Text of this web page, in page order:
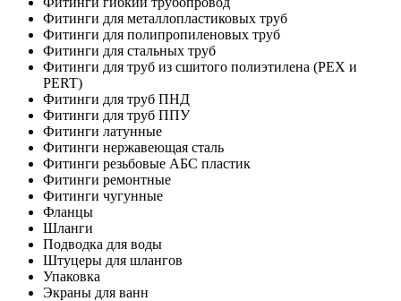
Фитинги для металлопластиковых труб
Фитинги для полипропиленовых труб
Фитинги для стальных труб
Фитинги для труб из сшитого полиэтилена (PEX и
PERT)
Фитинги для труб ПНД
Фитинги для труб ППУ
Фитинги латунные
Фитинги нержавеющая сталь
Фитинги резьбовые АБС пластик
Фитинги ремонтные
Фитинги чугунные
Фланцы
Шланги
Подводка для воды
Штуцеры для шлангов
Упаковка
Экраны для ванн